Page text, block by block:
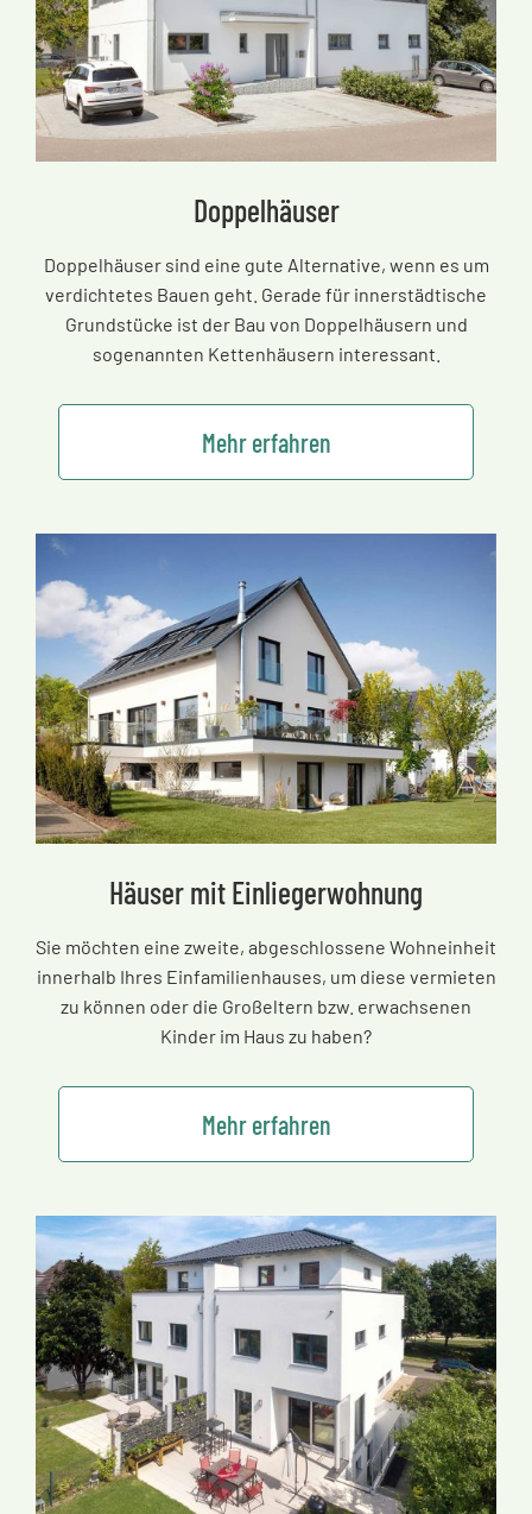
Doppelhäuser
Doppelhäuser sind eine gute Alternative, wenn es um
verdichtetes Bauen geht. Gerade für innerstädtische
Grundstücke ist der Bau von Doppelhäusern und
sogenannten Kettenhäusern interessant.
Mehr erfahren
Häuser mit Einliegerwohnung
Sie möchten eine zweite, abgeschlossene Wohneinheit
innerhalb Ihres Einfamilienhauses, um diese vermieten
zu können oder die Großeltern bzw. erwachsenen
Kinder im Haus zu haben?
Mehr erfahren